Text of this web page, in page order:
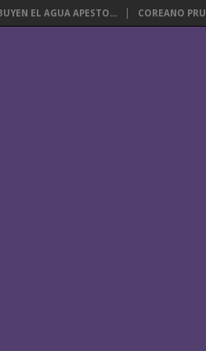
EL AGUA APESTO... COREANO